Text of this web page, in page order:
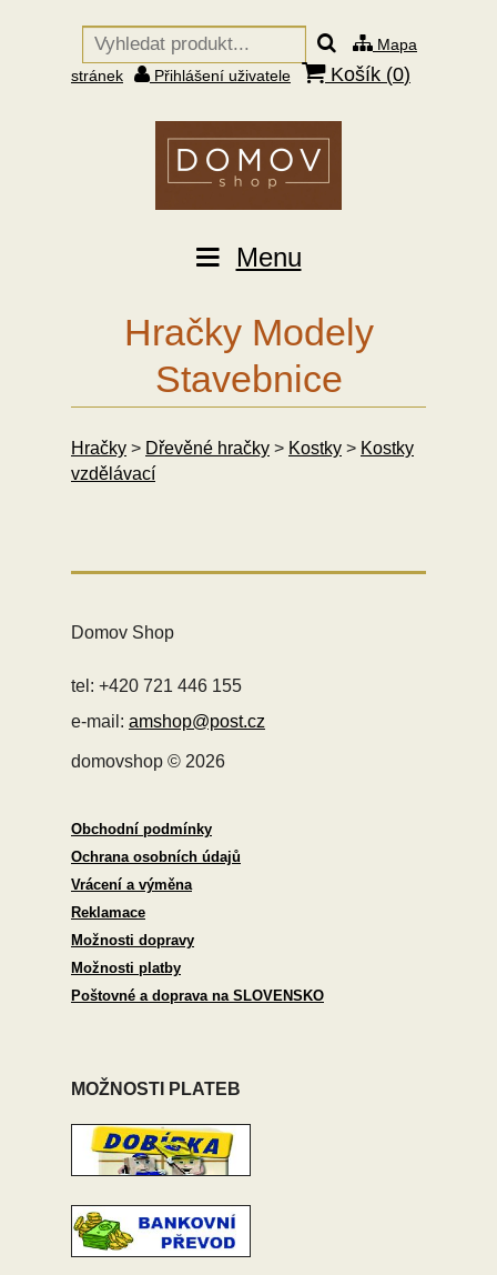
Mapa
stránek
Přihlášení uživatele Košík (0)
Menu
Hračky Modely
Stavebnice
Hračky > Dřevěné hračky > Kostky > Kostky
vzdělávací
Domov Shop
tel: +420 721 446 155
e-mail: amshop@post.cz
domovshop © 2026
Obchodní podmínky
Ochrana osobních údajů
Vrácení a výměna
Reklamace
Možnosti dopravy
Možnosti platby
Poštovné a doprava na SLOVENSKO
MOŽNOSTI PLATEB